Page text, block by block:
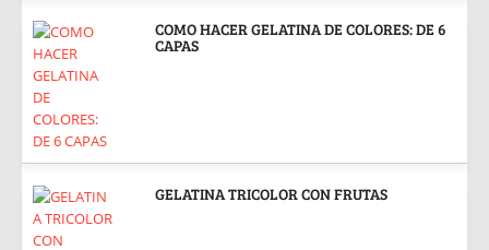
COMO HACER GELATINA DE COLORES: DE 6
CAPAS
GELATINA TRICOLOR CON FRUTAS